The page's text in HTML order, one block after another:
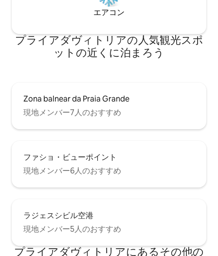
エアコン
プライアダヴィトリアの人気観光スポ
ットの近くに泊まろう
Zona balnear da Praia Grande
現地メンバー7人のおすすめ
ファショ・ビューポイント
現地メンバー6人のおすすめ
ラジェスシビル空港
現地メンバー5人のおすすめ
プライアダヴィトリアにあるその他の